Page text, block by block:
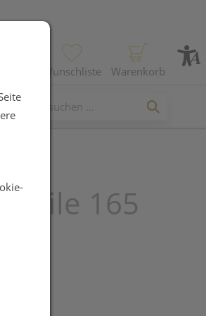
Wunschliste Warenkorb
165